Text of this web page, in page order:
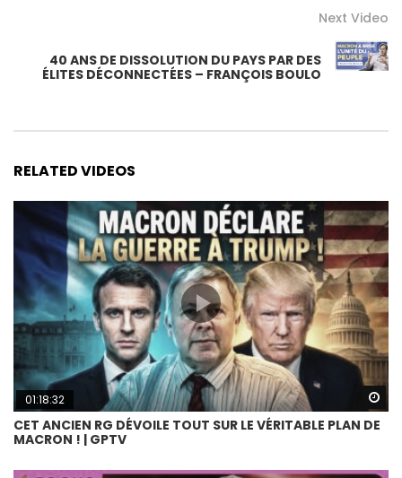
Next Video
40 ANS DE DISSOLUTION DU PAYS PAR DES
ÉLITES DÉCONNECTÉES – FRANÇOIS BOULO
RELATED VIDEOS
01:18:32
CET ANCIEN RG DÉVOILE TOUT SUR LE VÉRITABLE PLAN DE
MACRON ! | GPTV